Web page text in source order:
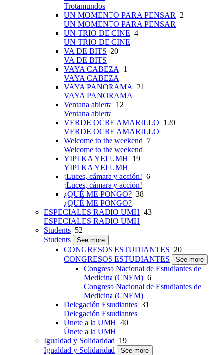
Trotamundos
UN MOMENTO PARA PENSAR
2
UN MOMENTO PARA PENSAR
UN TRIO DE CINE 4
UN TRIO DE CINE
VA DE BITS 20
VA DE BITS
VAYA CABEZA
1
VAYA CABEZA
VAYA PANORAMA
21
VAYA PANORAMA
Ventana abierta 12
Ventana abierta
VERDE OCRE AMARILLO 120
VERDE OCRE AMARILLO
Welcome to the weekend 7
Welcome to the weekend
YIPI KA YEI UMH 19
YIPI KA YEI UMH
¡Luces, cámara y acción! 6
¡Luces, cámara y acción!
¿QUÉ ME PONGO? 38
¿QUÉ ME PONGO?
ESPECIALES RADIO UMH 43
ESPECIALES RADIO UMH
Students 52
Students
See more
CONGRESOS ESTUDIANTES 20
CONGRESOS ESTUDIANTES
See more
Congreso Nacional de Estudiantes de
Medicina (CNEM) 6
Congreso Nacional de Estudiantes de
Medicina (CNEM)
Delegación Estudiantes 31
Delegación Estudiantes
Únete a la UMH 40
Únete a la UMH
Igualdad y Solidaridad 19
Igualdad y Solidaridad
See more